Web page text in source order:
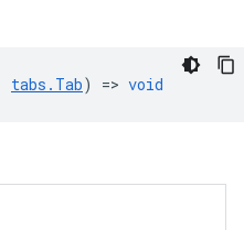
tabs.Tab) => void